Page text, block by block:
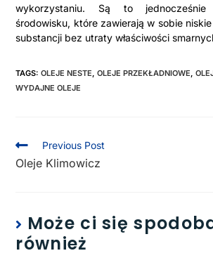
wykorzystaniu. Są to
środowisku, które zawierają w sobie
substancji bez utraty właściwości
TAGS:OLEJE NESTE, OLEJE PRZEKŁADNIOWE,
WYDAJNE OLEJE
Previous Post
Oleje Klimowicz
Może ci się
również